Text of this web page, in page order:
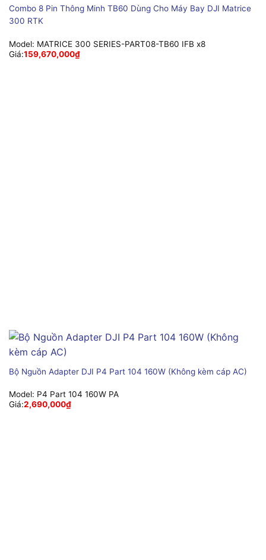
Combo 8 Pin Thông Minh TB60 Dùng Cho Máy Bay DJI Matrice
300 RTK
Model: MATRICE 300 SERIES-PART08-TB60 IFB x8
Giá:159,670,000₫
Bộ Nguồn Adapter DJI P4 Part 104 160W (Không kèm cáp AC)
Model: P4 Part 104 160W PA
Giá:2,690,000₫